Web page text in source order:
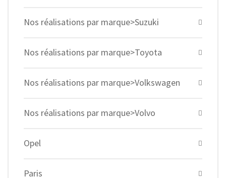
Nos réalisations par marque>Suzuki
Nos réalisations par marque>Toyota
Nos réalisations par marque>Volkswagen
Nos réalisations par marque>Volvo
Opel
Paris